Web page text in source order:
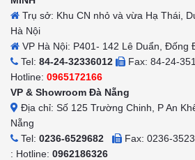
Trụ sở: Khu CN nhỏ và vừa Hạ Thái,
Hà Nội
VP Hà Nội: P401- 142 Lê Duẩn, Đống
Tel: 84-24-32336012
Fax: 84-24-
Hotline: 0965172166
VP & Showroom Đà Nẵng
Địa chỉ: Số 125 Trường Chinh, P An
Nẵng
Tel: 0236-6529682
Fax: 0236-
: Hotline: 0962186326